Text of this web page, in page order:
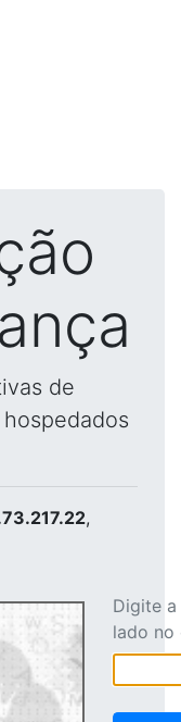
de
,
Digite
lado no